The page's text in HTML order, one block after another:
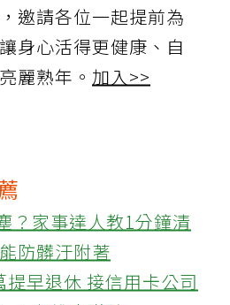
邀請各位一起提前為
身心活得更健康、自
麗熟年。 加入>>
？家事達人教1分鐘清
防髒汙附著
早退休 接信用卡公司